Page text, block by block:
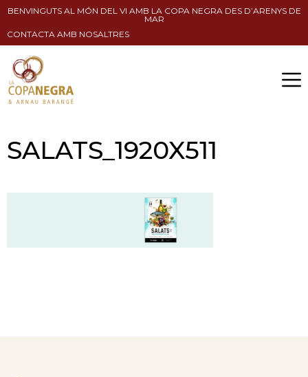
BENVINGUTS AL MÓN DEL VI AMB LA COPA NEGRA DES D’ARENYS DE
MAR
CONTACTA AMB NOSALTRES
SALATS_1920X511